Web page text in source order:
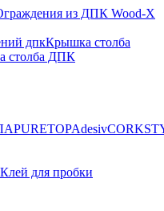
из ДПК Wood-X
дпкКрышка столба
столба ДПК
PURETOPAdesiv
Клей для пробки